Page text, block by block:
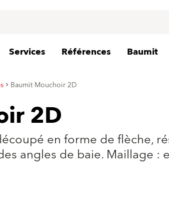
Services Références Baumit
Baumit Mouchoir 2D
2D
en forme de flèche,
angles de baie. Maillage :